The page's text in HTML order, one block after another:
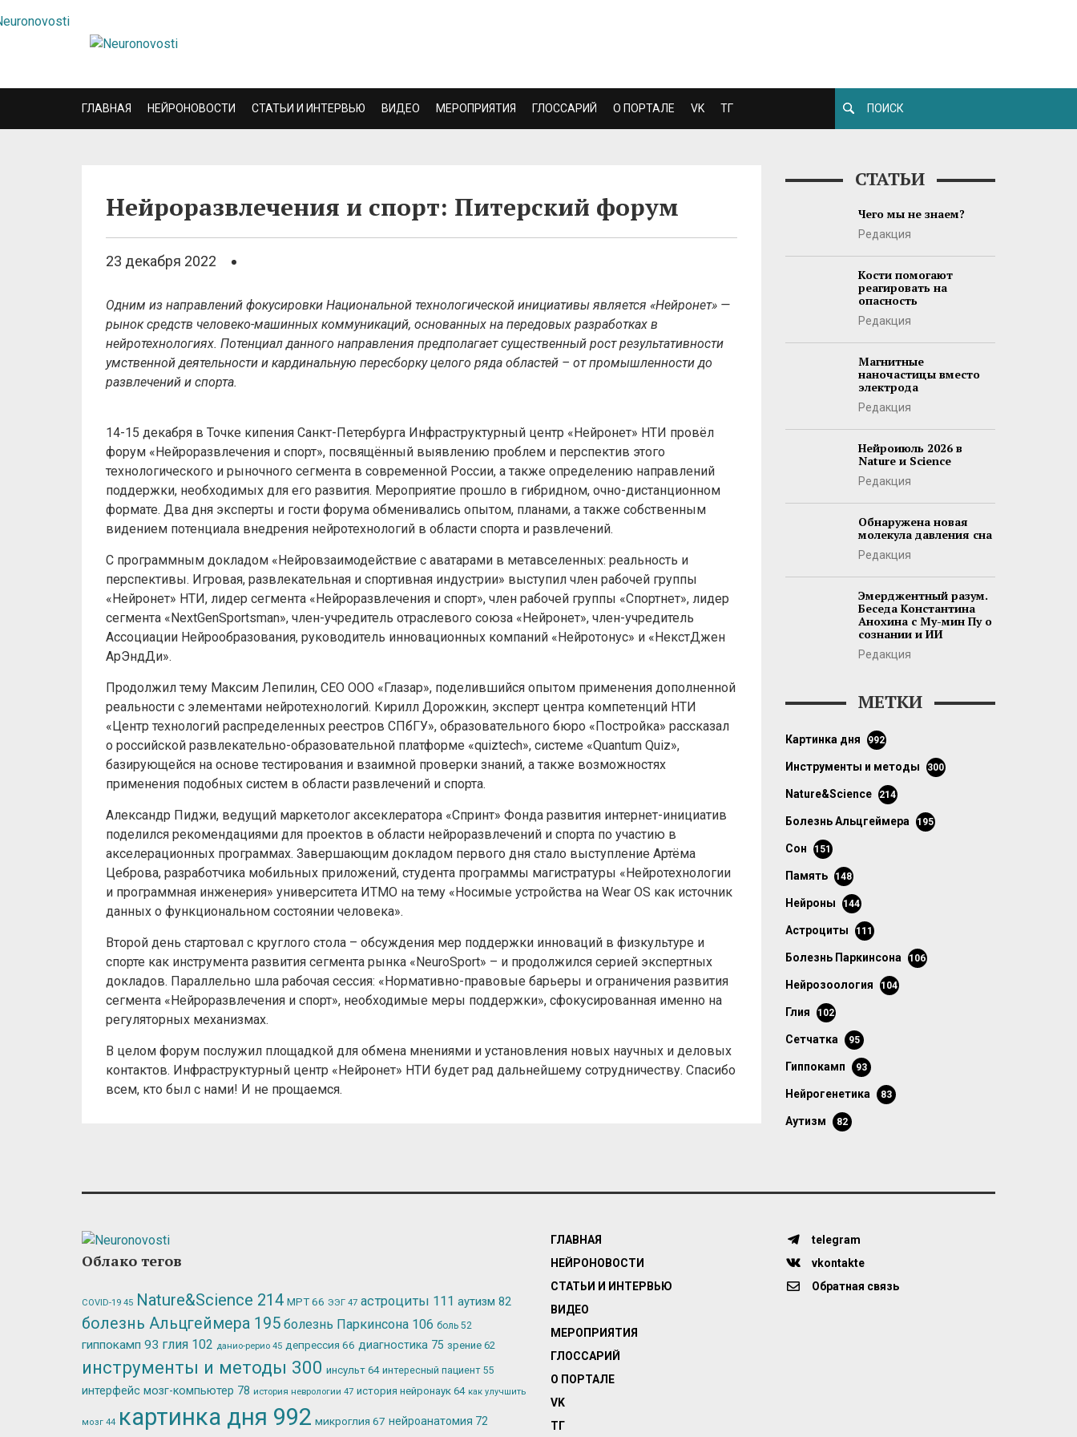
ГЛАВНАЯ НЕЙРОНОВОСТИ СТАТЬИ И ИНТЕРВЬЮ ВИДЕО МЕРОПРИЯТИЯ ГЛОССАРИЙ О ПОРТАЛЕ VK ТГ
Нейроразвлечения и спорт: Питерский форум
23 декабря 2022
Одним из направлений фокусировки Национальной технологической инициативы является «Нейронет» —
рынок средств человеко-машинных коммуникаций, основанных на передовых разработках в
нейротехнологиях. Потенциал данного направления предполагает существенный рост результативности
умственной деятельности и кардинальную пересборку целого ряда областей – от промышленности до
развлечений и спорта.
14-15 декабря в Точке кипения Санкт-Петербурга Инфраструктурный центр «Нейронет» НТИ провёл
форум «Нейроразвлечения и спорт», посвящённый выявлению проблем и перспектив этого
технологического и рыночного сегмента в современной России, а также определению направлений
поддержки, необходимых для его развития. Мероприятие прошло в гибридном, очно-дистанционном
формате. Два дня эксперты и гости форума обменивались опытом, планами, а также собственным
видением потенциала внедрения нейротехнологий в области спорта и развлечений.
С программным докладом «Нейровзаимодействие с аватарами в метавселенных: реальность и
перспективы. Игровая, развлекательная и спортивная индустрии» выступил член рабочей группы
«Нейронет» НТИ, лидер сегмента «Нейроразвлечения и спорт», член рабочей группы «Спортнет», лидер
сегмента «NextGenSportsman», член-учредитель отраслевого союза «Нейронет», член-учредитель
Ассоциации Нейрообразования, руководитель инновационных компаний «Нейротонус» и «НекстДжен
АрЭндДи».
Продолжил тему Максим Лепилин, CEO ООО «Глазар», поделившийся опытом применения дополненной
реальности с элементами нейротехнологий. Кирилл Дорожкин, эксперт центра компетенций НТИ
«Центр технологий распределенных реестров СПбГУ», образовательного бюро «Постройка» рассказал
о российской развлекательно-образовательной платформе «quiztech», системе «Quantum Quiz»,
базирующейся на основе тестирования и взаимной проверки знаний, а также возможностях
применения подобных систем в области развлечений и спорта.
Александр Пиджи, ведущий маркетолог аксеклератора «Спринт» Фонда развития интернет-инициатив
поделился рекомендациями для проектов в области нейроразвлечений и спорта по участию в
акселерационных программах. Завершающим докладом первого дня стало выступление Артёма
Цеброва, разработчика мобильных приложений, студента программы магистратуры «Нейротехнологии
и программная инженерия» университета ИТМО на тему «Носимые устройства на Wear OS как источник
данных о функциональном состоянии человека».
Второй день стартовал с круглого стола – обсуждения мер поддержки инноваций в физкультуре и
спорте как инструмента развития сегмента рынка «NeuroSport» – и продолжился серией экспертных
докладов. Параллельно шла рабочая сессия: «Нормативно-правовые барьеры и ограничения развития
сегмента «Нейроразвлечения и спорт», необходимые меры поддержки», сфокусированная именно на
регуляторных механизмах.
В целом форум послужил площадкой для обмена мнениями и установления новых научных и деловых
контактов. Инфраструктурный центр «Нейронет» НТИ будет рад дальнейшему сотрудничеству. Спасибо
всем, кто был с нами! И не прощаемся.
СТАТЬИ
Чего мы не знаем?
Редакция
Кости помогают
реагировать на
опасность
Редакция
Магнитные
наночастицы вместо
электрода
Редакция
Нейроиюль 2026 в
Nature и Science
Редакция
Обнаружена новая
молекула давления сна
Редакция
Эмерджентный разум.
Беседа Константина
Анохина с Му-мин Пу о
сознании и ИИ
Редакция
МЕТКИ
картинка дня 992
инструменты и методы 300
Nature&Science 214
болезнь Альцгеймера 195
сон 151
память 148
нейроны 144
астроциты 111
болезнь Паркинсона 106
нейрозоология 104
глия 102
сетчатка 95
гиппокамп 93
нейрогенетика 83
аутизм 82
Облако тегов
COVID-19 45 Nature&Science 214 МРТ66 ЭЭГ 47 астроциты 111 аутизм 82
болезнь Альцгеймера 195 болезнь Паркинсона 106 боль 52
гиппокамп 93 глия 102 данио-рерио 45 депрессия 66 диагностика 75 зрение 62
инструменты и методы 300 инсульт 64 интересный пациент 55
интерфейс мозг-компьютер 78 история неврологии 47 история нейронаук 64 как улучшить
мозг 44 картинка дня 992 микроглия 67 нейроанатомия 72
ГЛАВНАЯ
НЕЙРОНОВОСТИ
СТАТЬИ И ИНТЕРВЬЮ
ВИДЕО
МЕРОПРИЯТИЯ
ГЛОССАРИЙ
О ПОРТАЛЕ
VK
ТГ
telegram
vkontakte
Обратная связь